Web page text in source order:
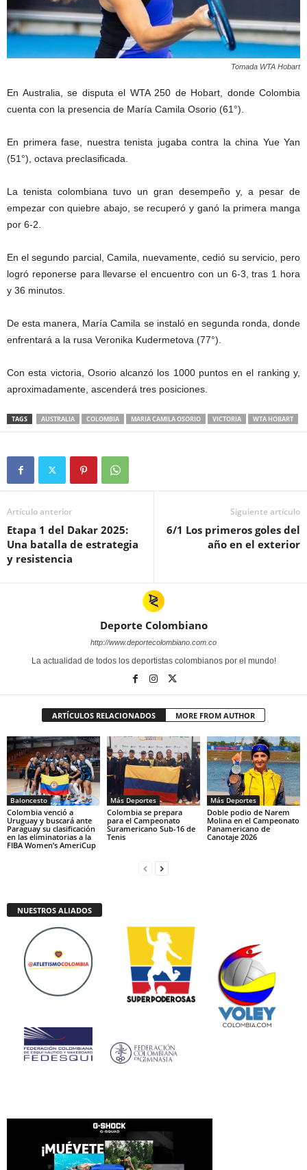
Tomada WTA Hobart
En Australia, se disputa el WTA 250 de Hobart, donde Colombia
cuenta con la presencia de María Camila Osorio (61°).
En primera fase, nuestra tenista jugaba contra la china Yue Yan
(51°), octava preclasificada.
La tenista colombiana tuvo un gran desempeño y, a pesar de
empezar con quiebre abajo, se recuperó y ganó la primera manga
por 6-2.
En el segundo parcial, Camila, nuevamente, cedió su servicio, pero
logró reponerse para llevarse el encuentro con un 6-3, tras 1 hora
y 36 minutos.
De esta manera, María Camila se instaló en segunda ronda, donde
enfrentará a la rusa Veronika Kudermetova (77°).
Con esta victoria, Osorio alcanzó los 1000 puntos en el ranking y,
aproximadamente, ascenderá tres posiciones.
TAGS AUSTRALIA COLOMBIA MARIA CAMILA OSORIO VICTORIA WTA HOBART
Artículo anterior
Etapa 1 del Dakar 2025:
Una batalla de estrategia
y resistencia
Siguiente artículo
6/1 Los primeros goles del
año en el exterior
Deporte Colombiano
http://www.deportecolombiano.com.co
La actualidad de todos los deportistas colombianos por el mundo!
ARTÍCULOS RELACIONADOS MORE FROM AUTHOR
Baloncesto
Colombia venció a
Uruguay y buscará ante
Paraguay su clasificación
en las eliminatorias a la
FIBA Women’s AmeriCup
Más Deportes
Colombia se prepara
para el Campeonato
Suramericano Sub-16 de
Tenis
Más Deportes
Doble podio de Narem
Molina en el Campeonato
Panamericano de
Canotaje 2026
NUESTROS ALIADOS